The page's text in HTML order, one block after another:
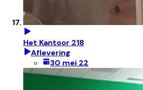
Het Kantoor 218
Aflevering
30 mei 22